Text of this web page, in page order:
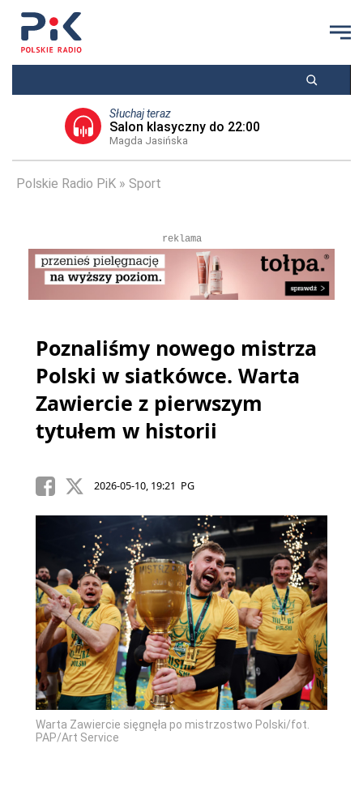
Słuchaj teraz
Salon klasyczny do 22:00
Magda Jasińska
Polskie Radio PiK Sport
reklama
Poznaliśmy nowego mistrza
Polski w siatkówce. Warta
Zawiercie z pierwszym
tytułem w historii
2026-05-10, 19:21 PG
Warta Zawiercie sięgnęła po mistrzostwo Polski/fot.
PAP/Art Service